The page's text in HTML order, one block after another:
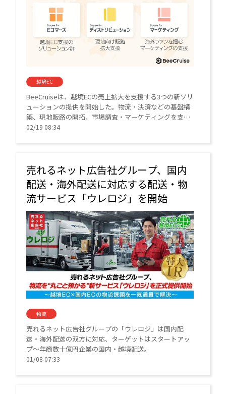
越境EC
BeeCruiseは、越境ECの売上拡大を支援する3つの新ソリ
ューションの提供を開始した。物流・決済などの基盤構
築、現地販路の開拓、市場調査・マーケティングを支援
する。10年で倍増した越境EC市場において、専門知見を
02/19 08:34
売れるネット広告社グループ、国内
配送・海外配送に対応する配送・物
流サービス「ウレロジ」を開始
物流
売れるネット広告社グループの「ウレロジ」は国内配
送・海外配送の双方に対応、ターゲットはスタートアッ
プ～年商数十億円企業の国内・越境配送。
01/08 07:33